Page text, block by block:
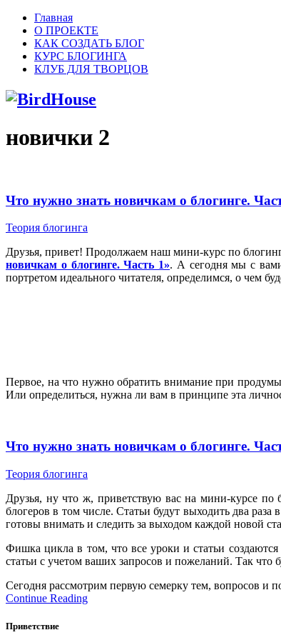
Главная
О ПРОЕКТЕ
КАК СОЗДАТЬ БЛОГ
КУРС БЛОГИНГА
КЛУБ ДЛЯ ТВОРЦОВ
новички 2
Что нужно знать новичкам о блогинге.
Теория блогинга
Друзья, привет! Продолжаем наш мини-курс по
новичкам о блогинге. Часть 1». А сегодня мы с
портретом идеального читателя, определимся, о чем
Первое, на что нужно обратить внимание при
Или определиться, нужна ли вам в принципе эта
Что нужно знать новичкам о блогинге.
Теория блогинга
Друзья, ну что ж, приветствую вас на мини-курсе
блогеров в том числе. Статьи будут выходить два
готовы внимать и следить за выходом каждой новой
Фишка цикла в том, что все уроки и статьи
статьи с учетом ваших запросов и пожеланий. Так что
Сегодня рассмотрим первую семерку тем, вопросов и
Continue Reading
Приветствие